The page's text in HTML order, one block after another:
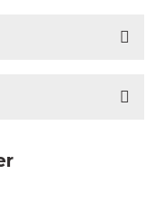
formunu kullanarak